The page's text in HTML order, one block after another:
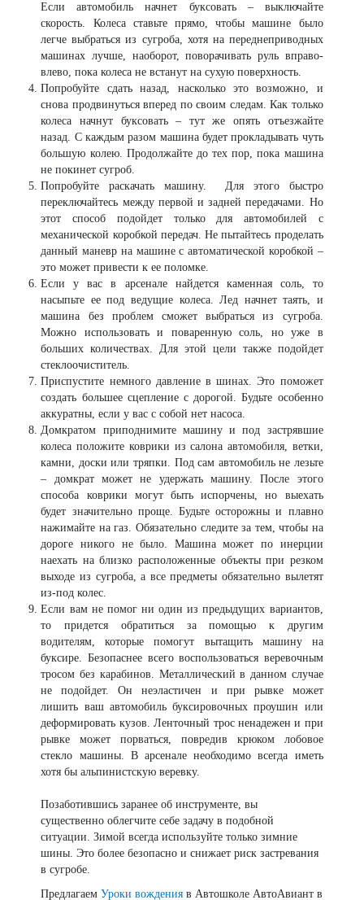
Если автомобиль начнет буксовать – выключайте
скорость. Колеса ставьте прямо, чтобы машине было
легче выбраться из сугроба, хотя на переднеприводных
машинах лучше, наоборот, поворачивать руль вправо-
влево, пока колеса не встанут на сухую поверхность.
Попробуйте сдать назад, насколько это возможно, и
снова продвинуться вперед по своим следам. Как только
колеса начнут буксовать – тут же опять отъезжайте
назад. С каждым разом машина будет прокладывать чуть
большую колею. Продолжайте до тех пор, пока машина
не покинет сугроб.
Попробуйте раскачать машину. Для этого быстро
переключайтесь между первой и задней передачами. Но
этот способ подойдет только для автомобилей с
механической коробкой передач. Не пытайтесь проделать
данный маневр на машине с автоматической коробкой –
это может привести к ее поломке.
Если у вас в арсенале найдется каменная соль, то
насыпьте ее под ведущие колеса. Лед начнет таять, и
машина без проблем сможет выбраться из сугроба.
Можно использовать и поваренную соль, но уже в
больших количествах. Для этой цели также подойдет
стеклоочиститель.
Приспустите немного давление в шинах. Это поможет
создать большее сцепление с дорогой. Будьте особенно
аккуратны, если у вас с собой нет насоса.
Домкратом приподнимите машину и под застрявшие
колеса положите коврики из салона автомобиля, ветки,
камни, доски или тряпки. Под сам автомобиль не лезьте
– домкрат может не удержать машину. После этого
способа коврики могут быть испорчены, но выехать
будет значительно проще. Будьте осторожны и плавно
нажимайте на газ. Обязательно следите за тем, чтобы на
дороге никого не было. Машина может по инерции
наехать на близко расположенные объекты при резком
выходе из сугроба, а все предметы обязательно вылетят
из-под колес.
Если вам не помог ни один из предыдущих вариантов,
то придется обратиться за помощью к другим
водителям, которые помогут вытащить машину на
буксире. Безопаснее всего воспользоваться веревочным
тросом без карабинов. Металлический в данном случае
не подойдет. Он неэластичен и при рывке может
лишить ваш автомобиль буксировочных проушин или
деформировать кузов. Ленточный трос ненадежен и при
рывке может порваться, повредив крюком лобовое
стекло машины. В арсенале необходимо всегда иметь
хотя бы альпинистскую веревку.
Позаботившись заранее об инструменте, вы
существенно облегчите себе задачу в подобной
ситуации. Зимой всегда используйте только зимние
шины. Это более безопасно и снижает риск застревания
в сугробе.
ПредлагаемУроки вождения в Автошколе АвтоАвиант в